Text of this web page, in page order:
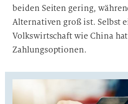
beiden Seiten gering,
Alternativen groß ist. Selbst
Volkswirtschaft wie China
Zahlungsoptionen.